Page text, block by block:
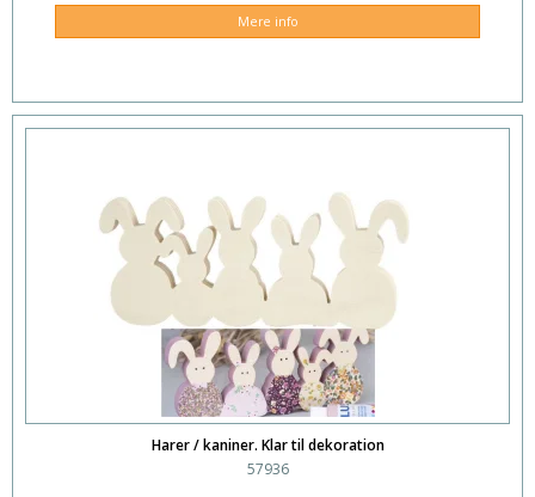
Mere info
Harer / kaniner. Klar til dekoration
57936